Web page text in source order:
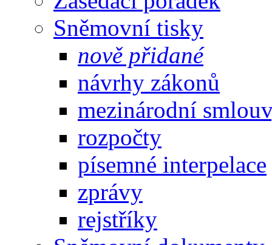
Sněmovní tisky
nově přidané
návrhy zákonů
mezinárodní
rozpočty
písemné interpelace
zprávy
rejstříky